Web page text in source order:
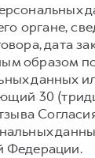
органе,
дата
образом
данных
30
Федерации.